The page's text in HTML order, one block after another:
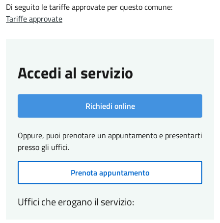
Di seguito le tariffe approvate per questo comune:
Tariffe approvate
Accedi al servizio
Richiedi online
Oppure, puoi prenotare un appuntamento e presentarti
presso gli uffici.
Prenota appuntamento
Uffici che erogano il servizio: